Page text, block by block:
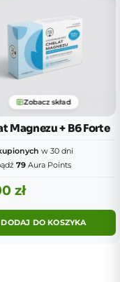
Zobacz skład
Magnezu + B6 Forte
w 30 dni
79 Aura Points
zł
DODAJ DO KOSZYKA